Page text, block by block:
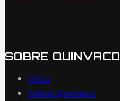
SOBRE QUINVACO
Inicio
Sobre Quinvaco